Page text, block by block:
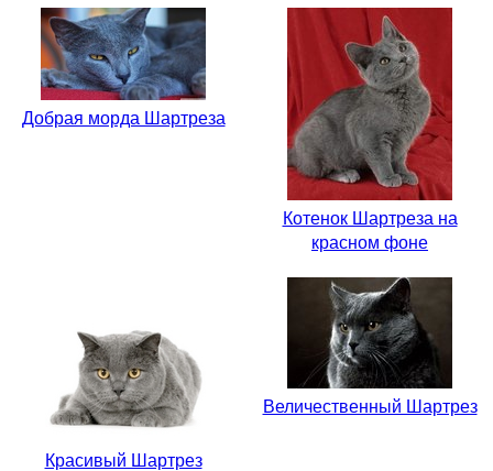
Добрая морда Шартреза
Котенок Шартреза на
красном фоне
Красивый Шартрез
Величественный Шартрез